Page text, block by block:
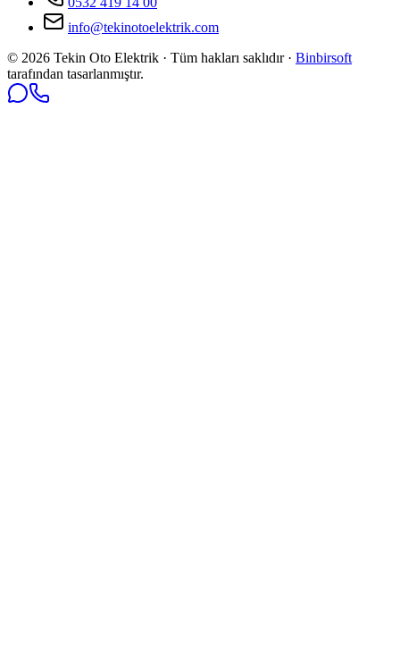
info@tekinotoelektrik.com
© 2026 Tekin Oto Elektrik · Tüm hakları saklıdır · Binbirsoft
tarafından tasarlanmıştır.